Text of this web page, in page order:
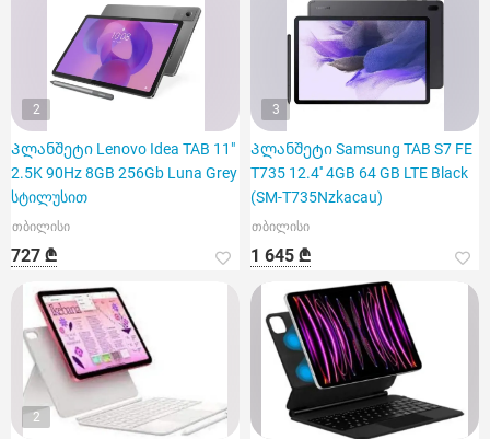
2
Პლანშეტი Lenovo Idea TAB 11"
2.5K 90Hz 8GB 256Gb Luna Grey
სტილუსით
თბილისი
727 ₾
3
Პლანშეტი Samsung TAB S7 FE
T735 12.4'' 4GB 64 GB LTE Black
(SM-T735Nzkacau)
თბილისი
1 645 ₾
2